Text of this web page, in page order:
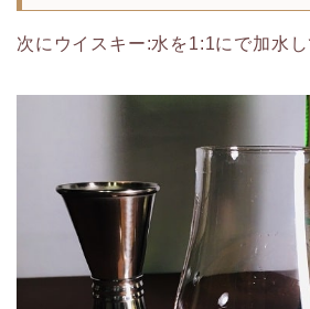
次にウイスキー:水を1:1にで加水し